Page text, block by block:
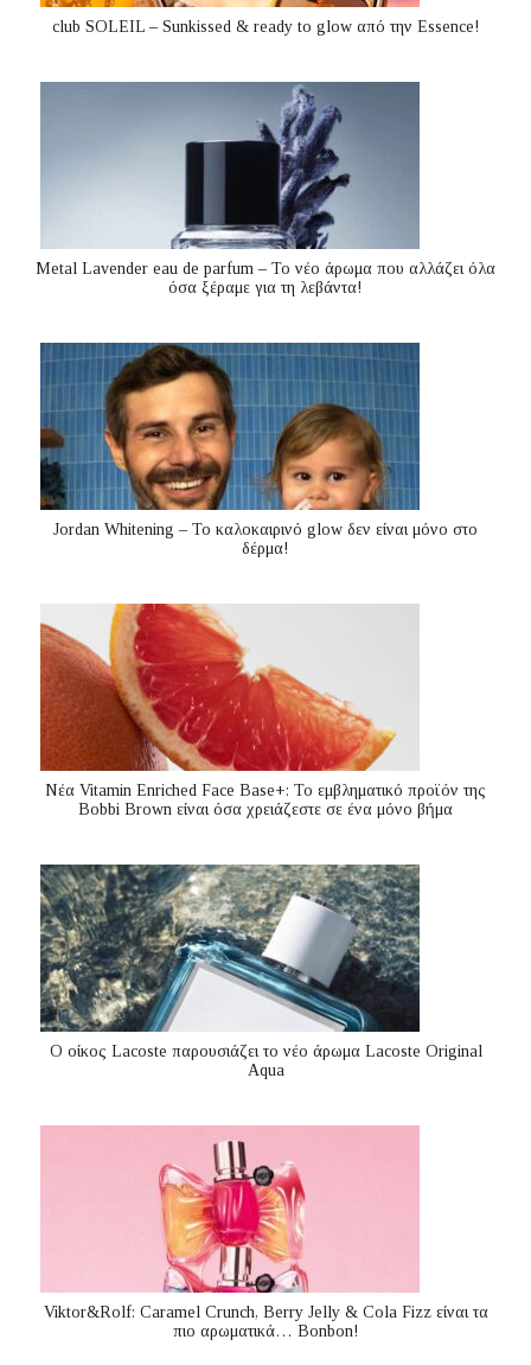
club SOLEIL – Sunkissed & ready to glow από την Essence!
Metal Lavender eau de parfum – Το νέο άρωμα που αλλάζει όλα
όσα ξέραμε για τη λεβάντα!
Jordan Whitening – Το καλοκαιρινό glow δεν είναι μόνο στο
δέρμα!
Nέα Vitamin Enriched Face Base+: Το εμβληματικό προϊόν της
Bobbi Brown είναι όσα χρειάζεστε σε ένα μόνο βήμα
Ο οίκος Lacoste παρουσιάζει το νέο άρωμα Lacoste Original
Aqua
Viktor&Rolf: Caramel Crunch, Berry Jelly & Cola Fizz είναι τα
πιο αρωματικά… Bonbon!